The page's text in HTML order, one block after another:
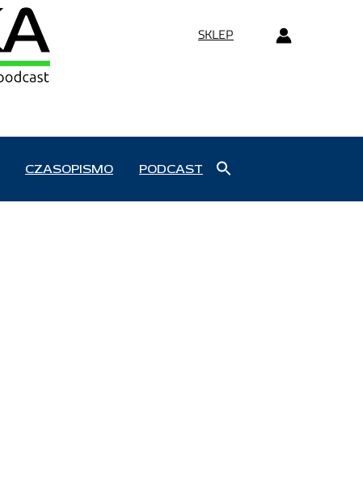
SKLEP
CZASOPISMO PODCAST